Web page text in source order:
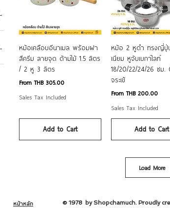
Quick View
หม้อเคลือบอีนาเมล พร้อมฝา
สีครีม ลายจุด ด้ามไม้ 1.5 ลิตร
/ 2 หู 3 ลิตร
FromTHB 305.00
Sale Price
Sales Tax Included
Add to Cart
Quick View
หม้อ 2 หูดำ ทรงญี่ปุ่
เนียม หูจับเบกาไลท์
18/20/22/24/26 ซม.
จระเข้
FromTHB 200.00
Sale Price
Sales Tax Included
Add to Cart
Load More
หน้าหลัก © 1978 by Shopchamuch. Proudly